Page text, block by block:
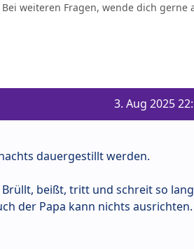
weiteren Fragen, wende dich gerne
3. Aug 2025
dauergestillt werden.
beißt, tritt und schreit so
der Papa kann nichts ausrichten.